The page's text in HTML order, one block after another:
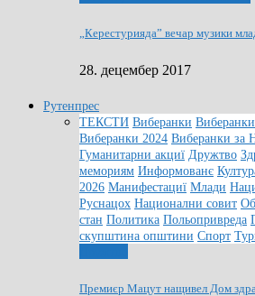
„Керестурияда” вечар музики
28. децембер 2017
Рутенпрес
ТЕКСТИ Виберанки
Виберанки 2024 Виберанки за
Гуманитарни акциї Дружтво
мемориям Информованє
2026 Манифестациї Млади
Руснацох Национални совит
стан Политика Польопривреда
скупштина општини Спорт
Премиєр Мацут нащивел Дом